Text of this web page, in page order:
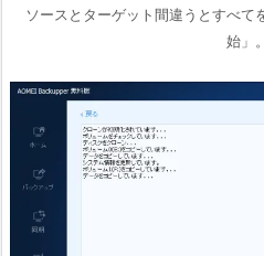
ソースとターゲット間違うとすべて
始」。